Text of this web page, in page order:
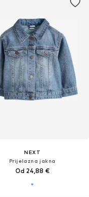
NEXT
Prijelazna jakna
Od 24,88 €